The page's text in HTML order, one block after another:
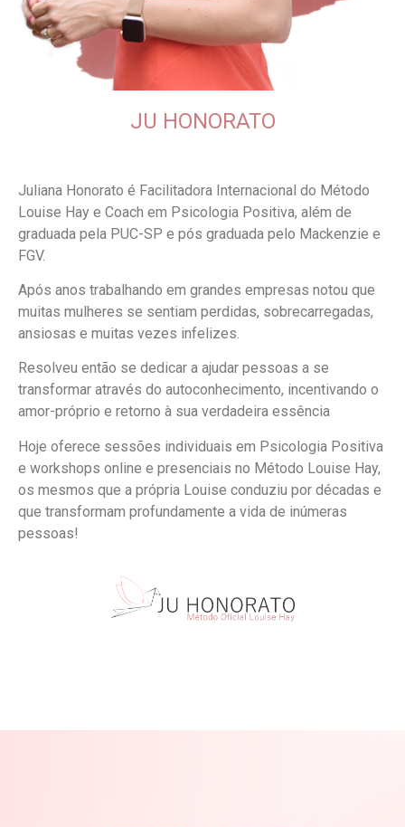
JU HONORATO
Juliana Honorato é Facilitadora Internacional do Método
Louise Hay e Coach em Psicologia Positiva, além de
graduada pela PUC-SP e pós graduada pelo Mackenzie e
FGV.
Após anos trabalhando em grandes empresas notou que
muitas mulheres se sentiam perdidas, sobrecarregadas,
ansiosas e muitas vezes infelizes.
Resolveu então se dedicar a ajudar pessoas a se
transformar através do autoconhecimento, incentivando o
amor-próprio e retorno à sua verdadeira essência
Hoje oferece sessões individuais em Psicologia Positiva
e workshops online e presenciais no Método Louise Hay,
os mesmos que a própria Louise conduziu por décadas e
que transformam profundamente a vida de inúmeras
pessoas!